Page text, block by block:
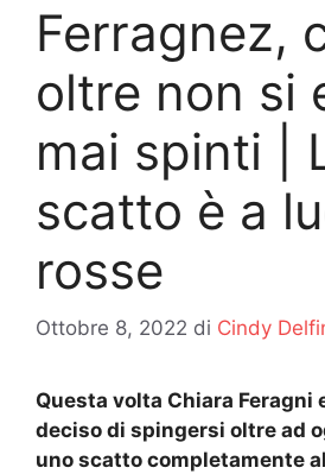
Ferragnez,
oltre non si
mai spinti |
scatto è a
rosse
Ottobre 8, 2022 di Cindy
Questa volta Chiara Feragni
deciso di spingersi oltre ad
uno scatto completamente